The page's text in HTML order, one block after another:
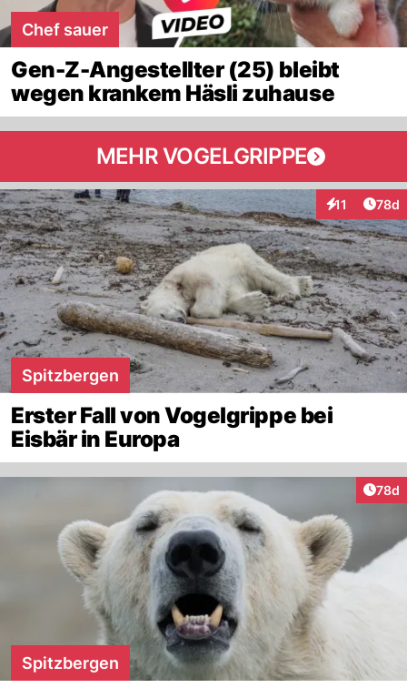
Chef sauer
Gen-Z-Angestellter (25) bleibt
wegen krankem Häsli zuhause
MEHR VOGELGRIPPE
11
Interaktionen
78d
Spitzbergen
Erster Fall von Vogelgrippe bei
Eisbär in Europa
78d
Spitzbergen